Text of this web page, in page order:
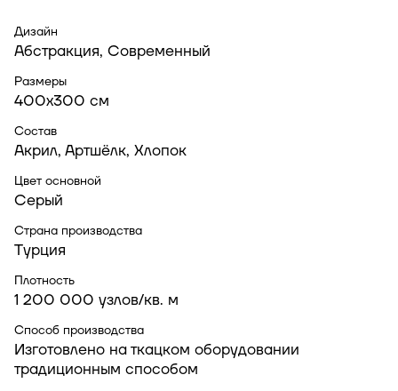
Дизайн
Абстракция, Современный
Размеры
400x300 см
Состав
Акрил, Артшёлк, Хлопок
Цвет основной
Серый
Страна производства
Турция
Плотность
1 200 000 узлов/кв. м
Способ производства
Изготовлено на ткацком оборудовании
традиционным способом